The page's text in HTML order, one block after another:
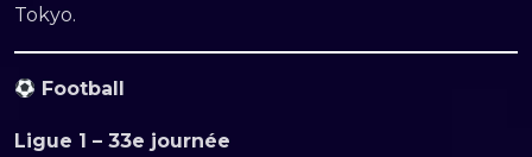
Tokyo.
Football
Ligue 1 – 33e journée